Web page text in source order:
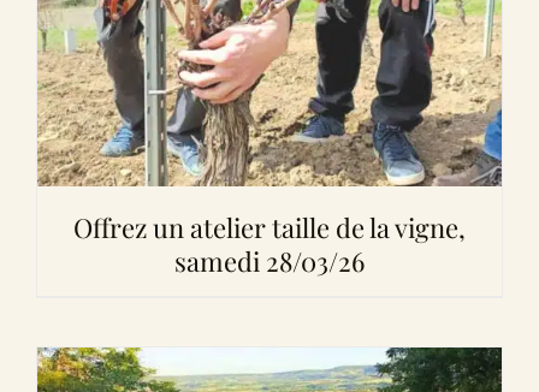
Offrez un atelier taille de la vigne,
samedi 28/03/26